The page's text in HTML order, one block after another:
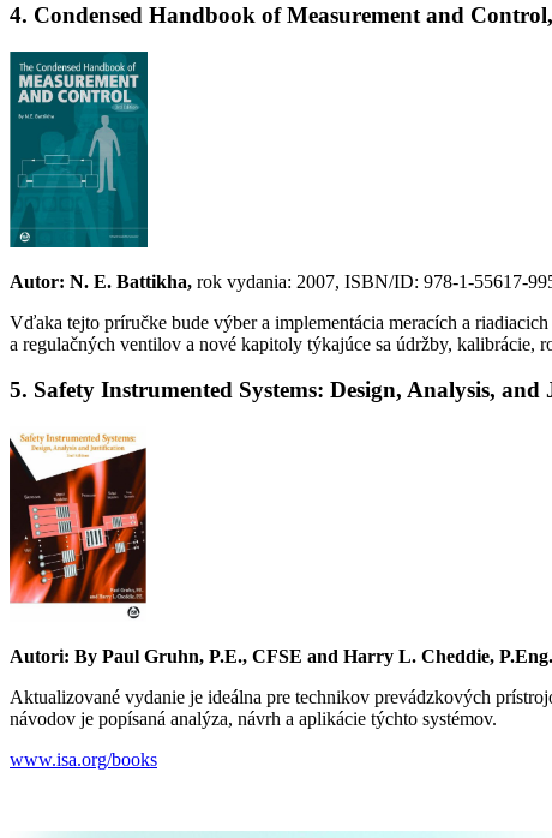
4. Condensed Handbook of Measurement and
Autor: N. E. Battikha, rok vydania: 2007, ISBN/ID: 978-1-55617-
Vďaka tejto príručke bude výber a implementácia meracích a
a regulačných ventilov a nové kapitoly týkajúce sa údržby, kalibrácie,
5. Safety Instrumented Systems: Design, Analysis,
Autori: By Paul Gruhn, P.E., CFSE and Harry L. Cheddie,
Aktualizované vydanie je ideálna pre technikov prevádzkových
návodov je popísaná analýza, návrh a aplikácie týchto systémov.
www.isa.org/books